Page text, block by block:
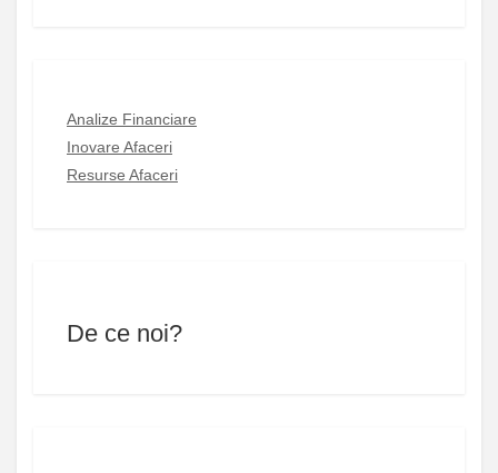
Analize Financiare
Inovare Afaceri
Resurse Afaceri
De ce noi?